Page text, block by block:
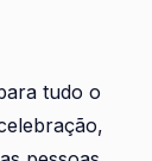
tudo o